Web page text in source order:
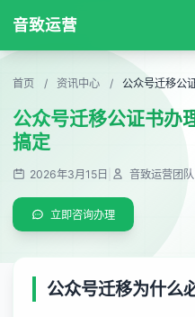
音致运营
首页 / 资讯中心 / 公众号迁移公
公众号迁移公证书办
搞定
2026年3月15日 音致运营团队
立即咨询办理
公众号迁移为什么